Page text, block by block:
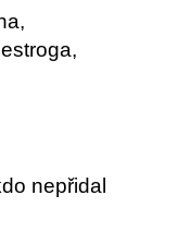
nepřidal